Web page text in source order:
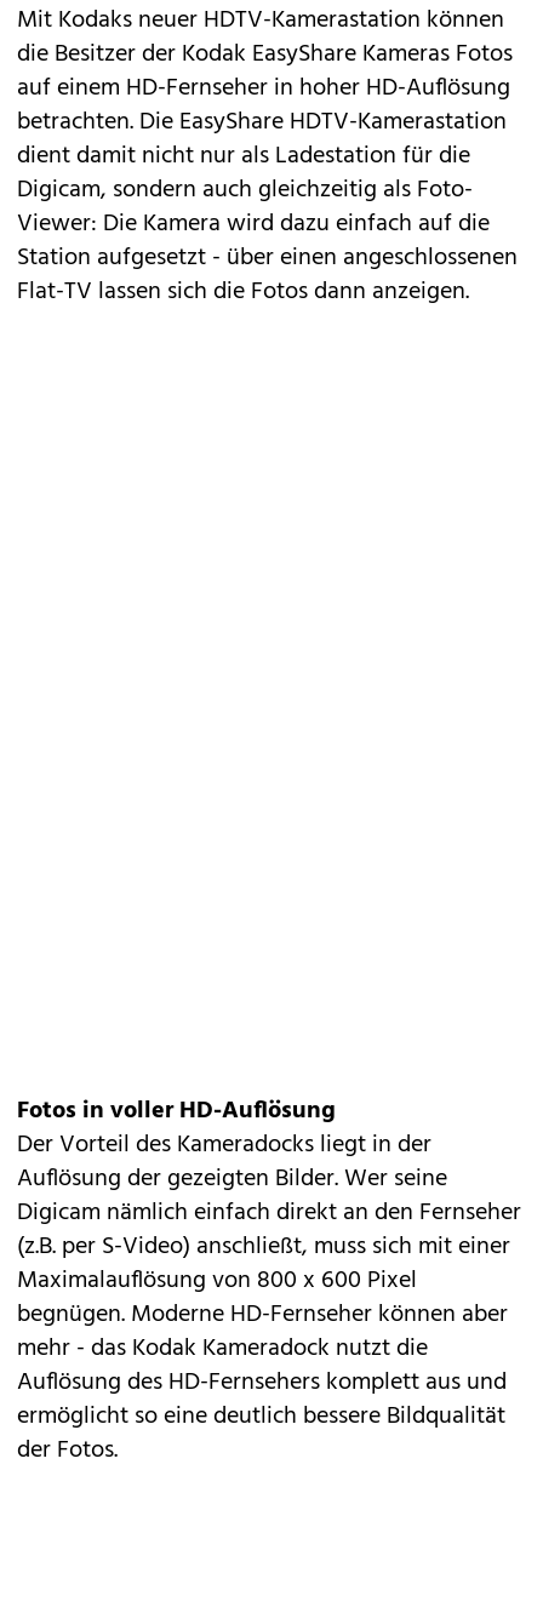
Mit Kodaks neuer HDTV-Kamerastation können
die Besitzer der Kodak EasyShare Kameras Fotos
auf einem HD-Fernseher in hoher HD-Auflösung
betrachten. Die EasyShare HDTV-Kamerastation
dient damit nicht nur als Ladestation für die
Digicam, sondern auch gleichzeitig als Foto-
Viewer: Die Kamera wird dazu einfach auf die
Station aufgesetzt - über einen angeschlossenen
Flat-TV lassen sich die Fotos dann anzeigen.
Fotos in voller HD-Auflösung
Der Vorteil des Kameradocks liegt in der
Auflösung der gezeigten Bilder. Wer seine
Digicam nämlich einfach direkt an den Fernseher
(z.B. per S-Video) anschließt, muss sich mit einer
Maximalauflösung von 800 x 600 Pixel
begnügen. Moderne HD-Fernseher können aber
mehr - das Kodak Kameradock nutzt die
Auflösung des HD-Fernsehers komplett aus und
ermöglicht so eine deutlich bessere Bildqualität
der Fotos.